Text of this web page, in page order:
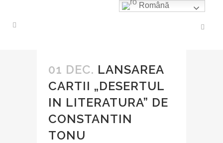
01 DEC. LANSAREA
CARTII „DESERTUL
IN LITERATURA” DE
CONSTANTIN
TONU
Română